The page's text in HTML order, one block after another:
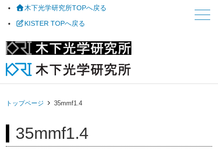
木下光学研究所TOPへ戻る
KISTER TOPへ戻る
トップページ 35mmf1.4
35mmf1.4